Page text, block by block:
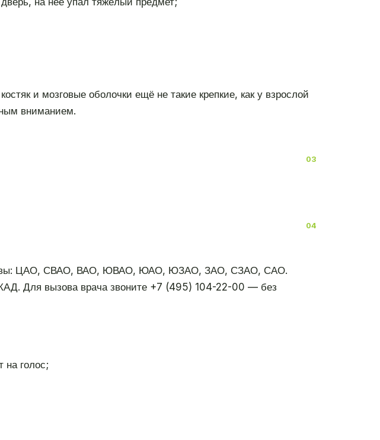
и мозговые оболочки ещё не такие крепкие, как у взрослой
вниманием.
ЦАО, СВАО, ВАО, ЮВАО, ЮАО, ЮЗАО, ЗАО, СЗАО, САО.
Для вызова врача звоните +7 (495) 104-22-00 — без
на голос;